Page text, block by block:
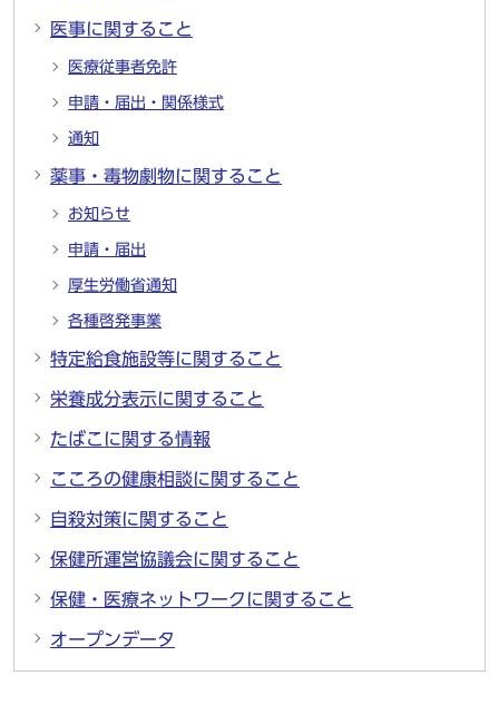
医事に関すること
医療従事者免許
申請・届出・関係様式
通知
薬事・毒物劇物に関すること
お知らせ
申請・届出
厚生労働省通知
各種啓発事業
特定給食施設等に関すること
栄養成分表示に関すること
たばこに関する情報
こころの健康相談に関すること
自殺対策に関すること
保健所運営協議会に関すること
保健・医療ネットワークに関すること
オープンデータ